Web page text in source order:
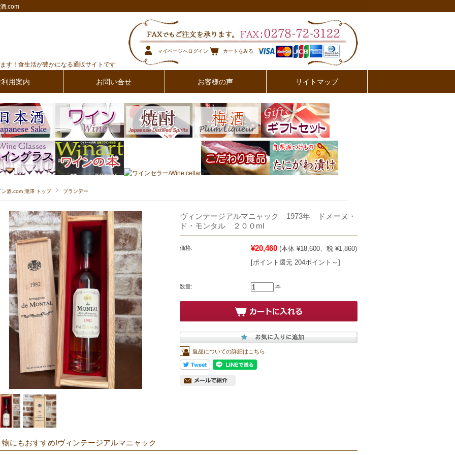
.com
す！食生活が豊かになる通販サイトです
マイページへログイン カートをみる
利用案内 お問い合せ お客様の声 サイトマップ
ン酒.com 瀧澤 トップ ブランデー
ヴィンテージアルマニャック 1973年 ドメーヌ・
ド・モンタル ２００ml
価格: ¥20,460 (本体 ¥18,600、税 ¥1,860)
[ポイント還元 204ポイント～]
数量: 本
返品についての詳細はこちら
物にもおすすめ!ヴィンテージアルマニャック